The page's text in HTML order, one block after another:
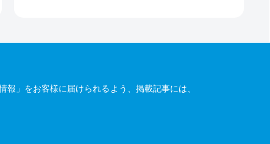
」をお客様に届けられるよう、掲載記事には、